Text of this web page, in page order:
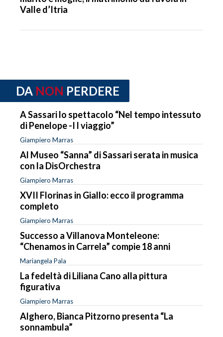
Valle d’Itria
DA NON PERDERE
A Sassari lo spettacolo “Nel tempo intessuto
di Penelope -I l viaggio”
Giampiero Marras
Al Museo “Sanna” di Sassari serata in musica
con la DisOrchestra
Giampiero Marras
XVII Florinas in Giallo: ecco il programma
completo
Giampiero Marras
Successo a Villanova Monteleone:
“Chenamos in Carrela” compie 18 anni
Mariangela Pala
La fedeltà di Liliana Cano alla pittura
figurativa
Giampiero Marras
Alghero, Bianca Pitzorno presenta “La
sonnambula”